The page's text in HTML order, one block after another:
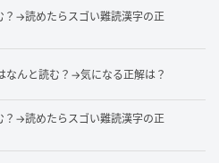
。漢字の「羹」は、「あつ
を表す要素を組み合わせた
た目だけでは音を連想しに
や「汁物」と結びつけにく
い文章や料理に関する表現
→読めたらスゴい難読漢字の正
なんと読む？→気になる正解は？
→読めたらスゴい難読漢字の正